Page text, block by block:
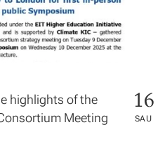
highlights of the
Meeting
16
SAU